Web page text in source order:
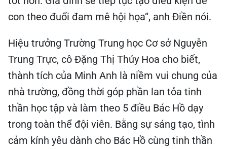
con theo đuổi đam mê hội họa”, anh Điền nói.
Hiệu trưởng Trường Trung học Cơ sở Nguyễn
Trung Trực, cô Đặng Thị Thúy Hoa cho biết,
thành tích của Minh Anh là niềm vui chung của
nhà trường, đồng thời góp phần lan tỏa tinh
thần học tập và làm theo 5 điều Bác Hồ dạy
trong toàn thể đội viên. Bằng sự sáng tạo, tình
cảm kính yêu dành cho Bác Hồ cùng tinh thần